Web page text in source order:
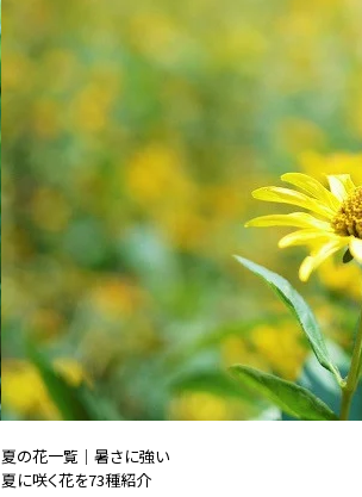
夏の花一覧｜暑さに強い
夏に咲く花を73種紹介